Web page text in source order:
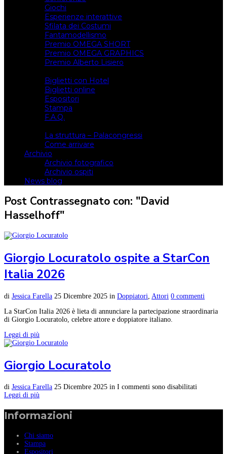
Giochi
Esperienze interattive
Sfilata dei Costumi
Fantamodellismo
Premio OMEGA SHORT
Premio OMEGA GRAPHICS
Premio Alberto Lisiero
Biglietti con Hotel
Biglietti online
Espositori
Stampa
F.A.Q.
La struttura – Palacongressi
Come arrivare
Archivio
Archivio fotografico
Archivio ospiti
News blog
Post Contrassegnato con: "David
Hasselhoff"
Giorgio Locuratolo ospite a StarCon
Italia 2026
di Jessica Farella 25 Dicembre 2025 in Doppiatori Attori 0 commenti
La StarCon Italia 2026 è lieta di annunciare la partecipazione straordinaria
di Giorgio Locuratolo, celebre attore e doppiatore italiano.
Leggi di più
Giorgio Locuratolo
di Jessica Farella 25 Dicembre 2025 in I commenti sono disabilitati
Leggi di più
Informazioni
Chi siamo
Stampa
Espositori